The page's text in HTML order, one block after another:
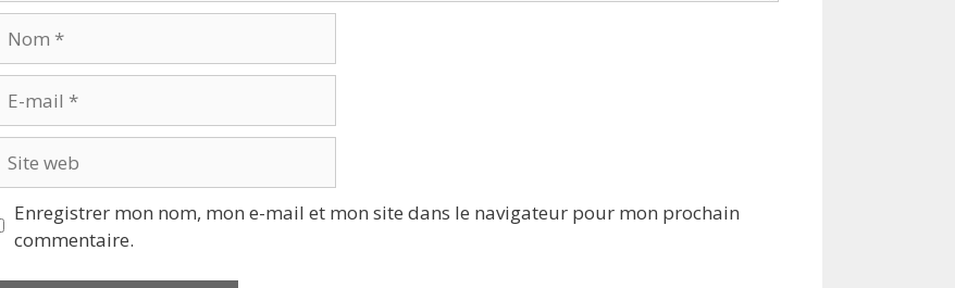
mail
web
Enregistrer mon nom, mon e-mail et mon site dans le navigateur pour mon prochain
commentaire.